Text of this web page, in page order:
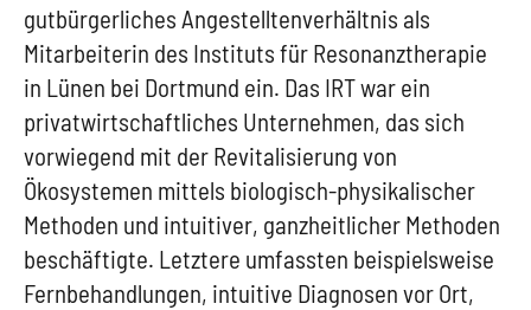
gutbürgerliches Angestelltenverhältnis als
Mitarbeiterin des Instituts für Resonanztherapie
in Lünen bei Dortmund ein. Das IRT war ein
privatwirtschaftliches Unternehmen, das sich
vorwiegend mit der Revitalisierung von
Ökosystemen mittels biologisch-physikalischer
Methoden und intuitiver, ganzheitlicher Methoden
beschäftigte. Letztere umfassten beispielsweise
Fernbehandlungen, intuitive Diagnosen vor Ort,